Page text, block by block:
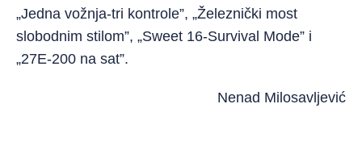
„Jedna vožnja-tri kontrole”, „Železnički most
slobodnim stilom”, „Sweet 16-Survival Mode” i
„27E-200 na sat”.
Nenad Milosavljević